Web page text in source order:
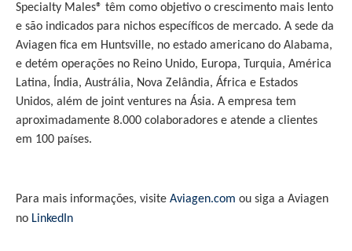
Specialty Males® têm como objetivo o crescimento mais lento
e são indicados para nichos específicos de mercado. A sede da
Aviagen fica em Huntsville, no estado americano do Alabama,
e detém operações no Reino Unido, Europa, Turquia, América
Latina, Índia, Austrália, Nova Zelândia, África e Estados
Unidos, além de joint ventures na Ásia. A empresa tem
aproximadamente 8.000 colaboradores e atende a clientes
em 100 países.
Para mais informações, visite Aviagen.com ou siga a Aviagen
no LinkedIn